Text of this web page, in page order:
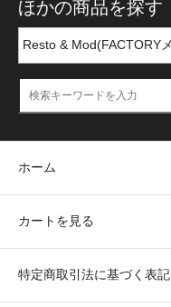
ほかの商品を探す
ホーム
カートを見る
特定商取引法に基づく表記